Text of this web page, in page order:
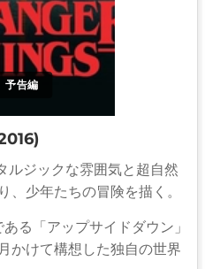
予告編
ルジックな雰囲気と超自然
、少年たちの冒険を描く。
る「アップサイドダウン」
かけて構想した独自の世界